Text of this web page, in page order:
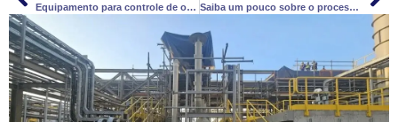
Equipamento para controle de odor industrial Saiba um pouco sobre o processo de um lavador de gases industriais